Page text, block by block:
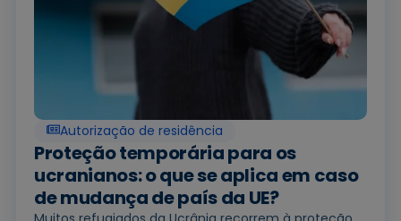
Autorização de residência
Proteção temporária para os
ucranianos: o que se aplica em caso
de mudança de país da UE?